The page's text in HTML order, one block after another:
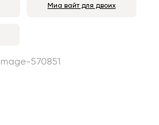
Миа вайт для двоих